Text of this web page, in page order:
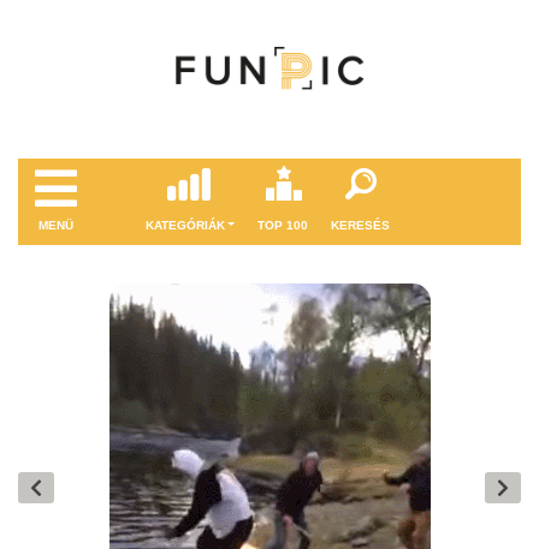
MENÜ KATEGÓRIÁK TOP 100 KERESÉS